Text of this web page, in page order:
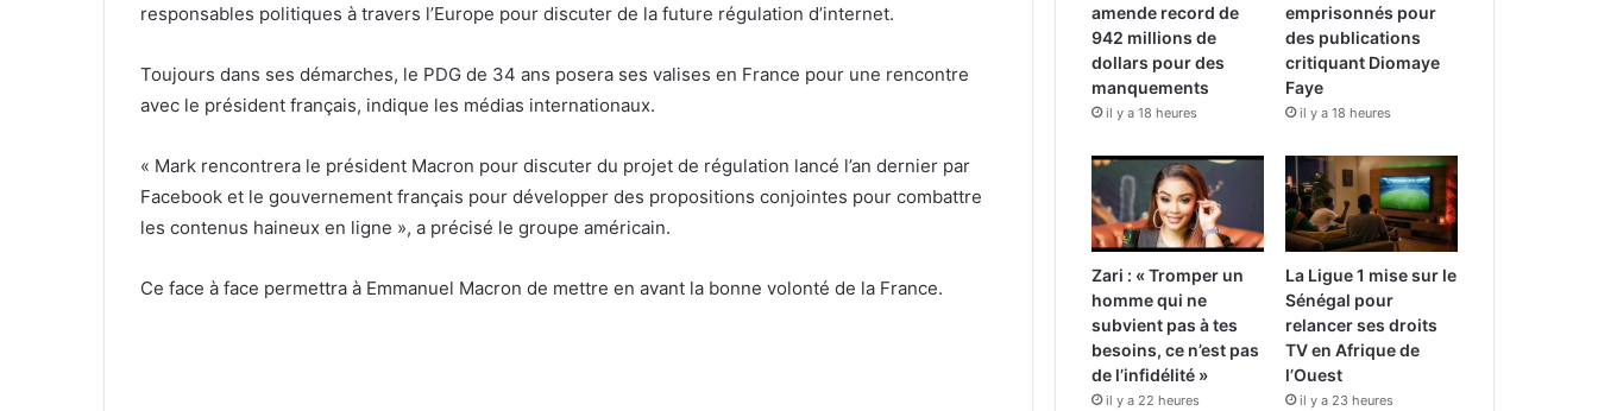
responsables politiques à travers l’Europe pour discuter de la future régulation d’internet.
Toujours dans ses démarches, le PDG de 34 ans posera ses valises en France pour une rencontre
avec le président français, indique les médias internationaux.
« Mark rencontrera le président Macron pour discuter du projet de régulation lancé l’an dernier par
Facebook et le gouvernement français pour développer des propositions conjointes pour combattre
les contenus haineux en ligne », a précisé le groupe américain.
Ce face à face permettra à Emmanuel Macron de mettre en avant la bonne volonté de la France.
amende record de
942 millions de
dollars pour des
manquements
il y a 18 heures
emprisonnés pour
des publications
critiquant Diomaye
Faye
il y a 18 heures
Zari : « Tromper un
homme qui ne
subvient pas à tes
besoins, ce n’est pas
de l’infidélité »
il y a 22 heures
La Ligue 1 mise sur le
Sénégal pour
relancer ses droits
TV en Afrique de
l’Ouest
il y a 23 heures